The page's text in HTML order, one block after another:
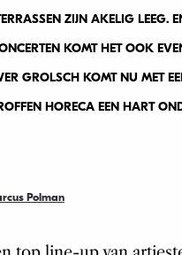
ZIJN AKELIG LEEG.
KOMT HET OOK
GROLSCH KOMT NU MET
HORECA EEN HART
Polman